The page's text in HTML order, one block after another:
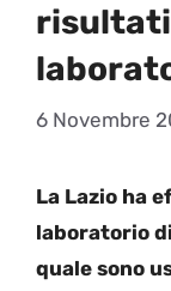
6 Novembre
La Lazio ha
laboratorio
quale sono